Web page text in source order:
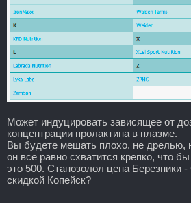
Может индуцировать зависящее от
концентрации пролактина в плазме.
Вы будете мешать плохо, не дрелью,
он все равно схватится крепко, что
это 500. Станозолол цена Березники
скидкой Копейск?